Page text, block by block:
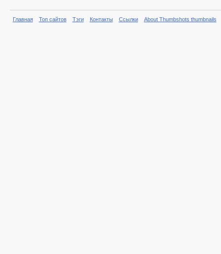
Главная Топ сайтов Тэги Контакты Ссылки About Thumbshots thumbnails